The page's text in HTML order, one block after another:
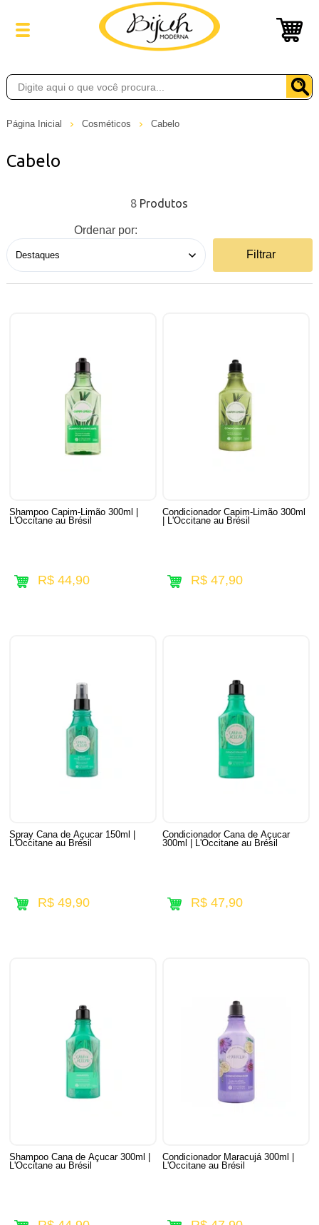
Página Inicial Cosméticos Cabelo
Cabelo
8
Ordenar por:
Filtrar
Shampoo Capim-Limão 300ml |
L'Occitane au Brésil
R$ 44,90
Condicionador Capim-Limão 300ml
| L'Occitane au Brésil
R$ 47,90
Spray Cana de Açucar 150ml |
L'Occitane au Brésil
R$ 49,90
Condicionador Cana de Açucar
300ml | L'Occitane au Brésil
R$ 47,90
Shampoo Cana de Açucar 300ml |
L'Occitane au Brésil
Condicionador Maracujá 300ml |
L'Occitane au Brésil